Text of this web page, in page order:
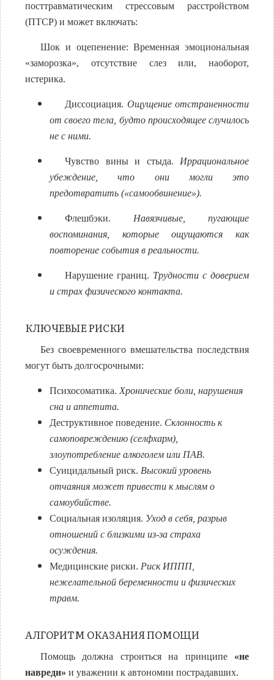
посттравматическим стрессовым расстройством
(ПТСР) и может включать:
Шок и оцепенение: Временная эмоциональная
«заморозка», отсутствие слез или, наоборот,
истерика.
Диссоциация. Ощущение отстраненности
от своего тела, будто происходящее случилось
не с ними.
Чувство вины и стыда. Иррациональное
убеждение, что они могли это
предотвратить («самообвинение»).
Флешбэки. Навязчивые, пугающие
воспоминания, которые ощущаются как
повторение события в реальности.
Нарушение границ. Трудности с доверием
и страх физического контакта.
КЛЮЧЕВЫЕ РИСКИ
Без своевременного вмешательства последствия
могут быть долгосрочными:
Психосоматика. Хронические боли, нарушения
сна и аппетита.
Деструктивное поведение. Склонность к
самоповреждению (селфхарм),
злоупотребление алкоголем или ПАВ.
Суицидальный риск. Высокий уровень
отчаяния может привести к мыслям о
самоубийстве.
Социальная изоляция. Уход в себя, разрыв
отношений с близкими из-за страха
осуждения.
Медицинские риски. Риск ИППП,
нежелательной беременности и физических
травм.
АЛГОРИТМ ОКАЗАНИЯ ПОМОЩИ
Помощь должна строиться на принципе «не
навреди» и уважении к автономии пострадавших.